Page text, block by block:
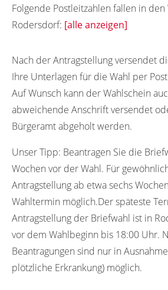
Folgende Postleitzahlen fallen in den
Rodersdorf: [alle anzeigen]
Nach der Antragstellung versendet
Ihre Unterlagen für die Wahl per
Auf Wunsch kann der Wahlschein
abweichende Anschrift versendet
Bürgeramt abgeholt werden.
Unser Tipp: Beantragen Sie die
Wochen vor der Wahl. Für
Antragstellung ab etwa sechs
Wahltermin möglich.Der späteste
Antragstellung der Briefwahl ist in
vor dem Wahlbeginn bis 18:00 Uhr.
Beantragungen sind nur in
plötzliche Erkrankung) möglich.